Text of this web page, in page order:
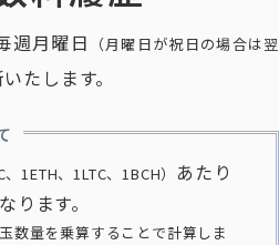
週月曜日
（月曜日が祝日の場合は翌
たします。
、1ETH、1LTC、1BCH） あたり
ります。
数量を乗算することで計算しま